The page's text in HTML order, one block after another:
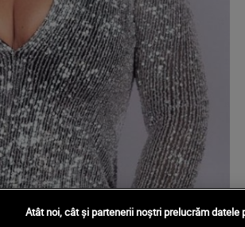
Atât noi, cât și partenerii noștri prelucrăm datele